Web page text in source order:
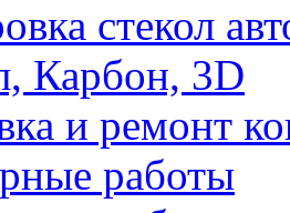
стекол
Карбон, 3D
и ремонт
работы